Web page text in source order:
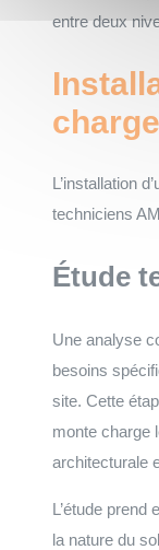
entre deux
L’installation
techniciens
Étude
Une analyse
besoins
site. Cette
monte charge
architecturale
L’étude prend
la nature du